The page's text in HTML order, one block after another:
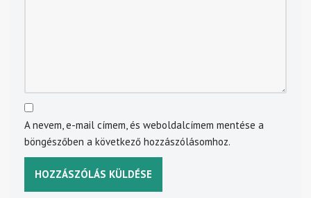
A nevem, e-mail címem, és weboldalcímem mentése a
böngészőben a következő hozzászólásomhoz.